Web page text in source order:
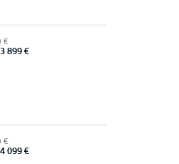
€
899 €
€
099 €